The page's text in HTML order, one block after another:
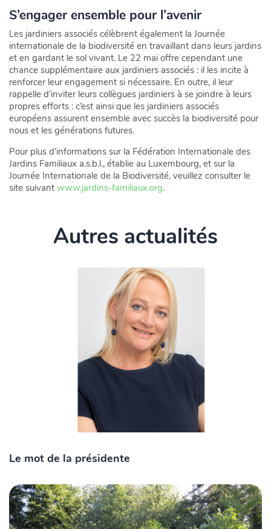
S’engager ensemble pour l’avenir
Les jardiniers associés célèbrent également la Journée
internationale de la biodiversité en travaillant dans leurs jardins
et en gardant le sol vivant. Le 22 mai offre cependant une
chance supplémentaire aux jardiniers associés : il les incite à
renforcer leur engagement si nécessaire. En outre, il leur
rappelle d’inviter leurs collègues jardiniers à se joindre à leurs
propres efforts : c’est ainsi que les jardiniers associés
européens assurent ensemble avec succès la biodiversité pour
nous et les générations futures.
Pour plus d’informations sur la Fédération Internationale des
Jardins Familiaux a.s.b.l., établie au Luxembourg, et sur la
Journée Internationale de la Biodiversité, veuillez consulter le
site suivant www.jardins-familiaux.org.
Autres actualités
Le mot de la présidente